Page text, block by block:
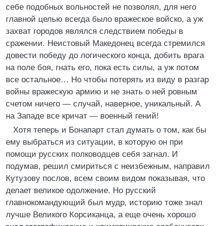
себе подобных вольностей не позволял, для него
главной целью всегда было вражеское войско, а уж
захват городов являлся следствием победы в
сражении. Неистовый Македонец всегда стремился
довести победу до логического конца, добить врага
на поле боя, гнать его, пока есть силы, а уж потом
все остальное… Но чтобы потерять из виду в разгар
войны вражескую армию и не знать о ней ровным
счетом ничего — случай, наверное, уникальный. А
на Западе все кричат — военный гений!
Хотя теперь и Бонапарт стал думать о том, как бы
ему выбраться из ситуации, в которую он при
помощи русских полководцев себя загнал. И
подумав, решил смириться с неизбежным, направил
Кутузову послов, всем своим видом показывая, что
делает великое одолжение. Но русский
главнокомандующий был мудр, историю тоже знал
лучше Великого Корсиканца, а еще очень хорошо